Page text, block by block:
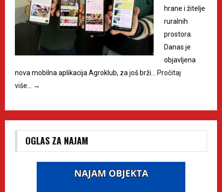
hrane i žitelje
ruralnih
prostora.
Danas je
objavljena
nova mobilna aplikacija Agroklub, za još brži…
Pročitaj
više…
→
OGLAS ZA NAJAM